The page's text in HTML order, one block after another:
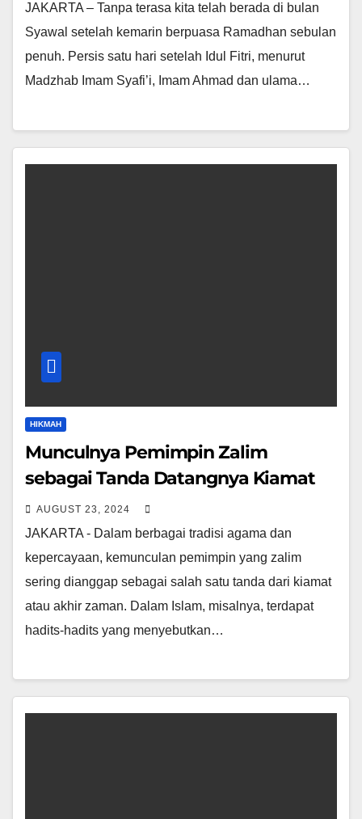
JAKARTA – Tanpa terasa kita telah berada di bulan
Syawal setelah kemarin berpuasa Ramadhan sebulan
penuh. Persis satu hari setelah Idul Fitri, menurut
Madzhab Imam Syafi’i, Imam Ahmad dan ulama…
HIKMAH
Munculnya Pemimpin Zalim
sebagai Tanda Datangnya Kiamat
AUGUST 23, 2024
JAKARTA - Dalam berbagai tradisi agama dan
kepercayaan, kemunculan pemimpin yang zalim
sering dianggap sebagai salah satu tanda dari kiamat
atau akhir zaman. Dalam Islam, misalnya, terdapat
hadits-hadits yang menyebutkan…